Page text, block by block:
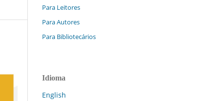
Para Leitores
Para Autores
Para Bibliotecários
Idioma
English